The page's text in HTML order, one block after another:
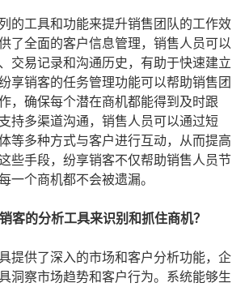
的工具和功能来提升销售团队的工作效
了全面的客户信息管理，销售人员可以
交易记录和沟通历史，有助于快速建立
享销客的任务管理功能可以帮助销售团
，确保每个潜在商机都能得到及时跟
持多渠道沟通，销售人员可以通过短
等多种方式与客户进行互动，从而提高
些手段，纷享销客不仅帮助销售人员节
一个商机都不会被遗漏。
客的分析工具来识别和抓住商机？
提供了深入的市场和客户分析功能，企
洞察市场趋势和客户行为。系统能够生